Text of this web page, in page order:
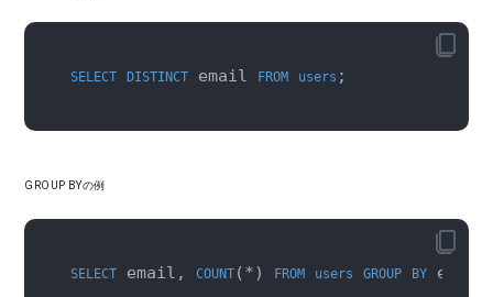
SELECT DISTINCT email FROM users ;
GROUP BYの例
SELECT email, COUNT(*) FROM users GROUP BY